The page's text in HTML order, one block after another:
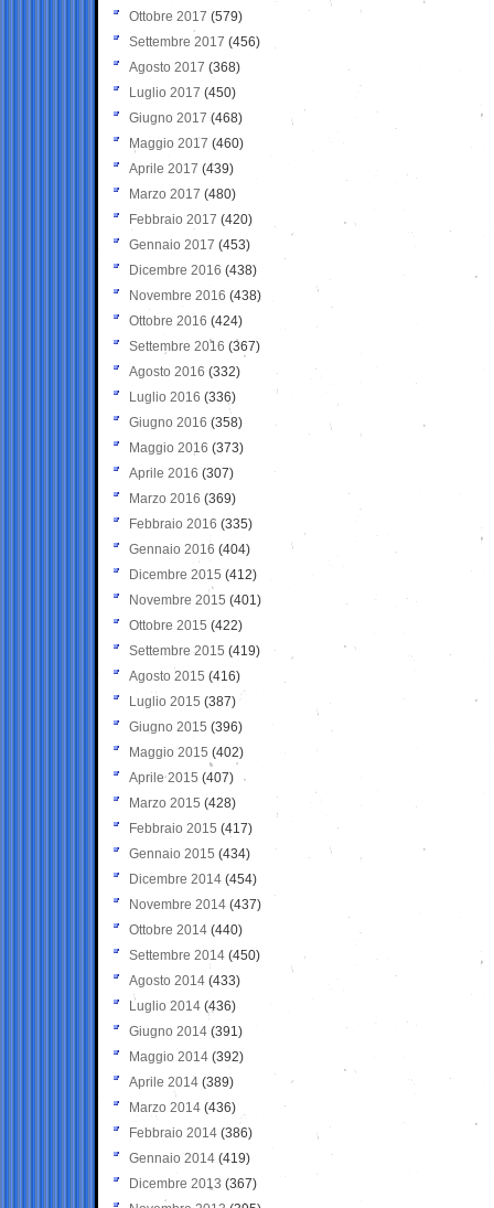
Ottobre 2017 (579)
Settembre 2017 (456)
Agosto 2017 (368)
Luglio 2017 (450)
Giugno 2017 (468)
Maggio 2017 (460)
Aprile 2017 (439)
Marzo 2017 (480)
Febbraio 2017 (420)
Gennaio 2017 (453)
Dicembre 2016 (438)
Novembre 2016 (438)
Ottobre 2016 (424)
Settembre 2016 (367)
Agosto 2016 (332)
Luglio 2016 (336)
Giugno 2016 (358)
Maggio 2016 (373)
Aprile 2016 (307)
Marzo 2016 (369)
Febbraio 2016 (335)
Gennaio 2016 (404)
Dicembre 2015 (412)
Novembre 2015 (401)
Ottobre 2015 (422)
Settembre 2015 (419)
Agosto 2015 (416)
Luglio 2015 (387)
Giugno 2015 (396)
Maggio 2015 (402)
Aprile 2015 (407)
Marzo 2015 (428)
Febbraio 2015 (417)
Gennaio 2015 (434)
Dicembre 2014 (454)
Novembre 2014 (437)
Ottobre 2014 (440)
Settembre 2014 (450)
Agosto 2014 (433)
Luglio 2014 (436)
Giugno 2014 (391)
Maggio 2014 (392)
Aprile 2014 (389)
Marzo 2014 (436)
Febbraio 2014 (386)
Gennaio 2014 (419)
Dicembre 2013 (367)